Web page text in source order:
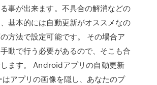
事が出来ます。不具合の解消などの
基本的には自動更新がオススメなの
方法で設定可能です。 その場合ア
動で行う必要があるので、そこも合
ます。 Androidアプリの自動更新
はアプリの画像を隠し、あなたのプ